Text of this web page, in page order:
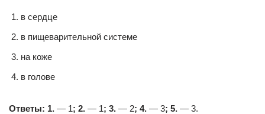
в сердце
в пищеварительной системе
на коже
в голове
Ответы: 1. — 1; 2. — 1; 3. — 2; 4. — 3; 5. — 3.